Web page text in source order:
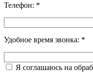
Телефон: *
Удобное время звонка: *
Я соглашаюсь на